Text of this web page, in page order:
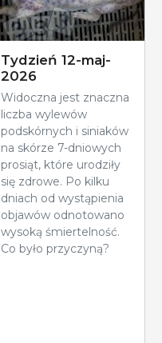
Tydzień 12-maj-
2026
Widoczna jest znaczna
liczba wylewów
podskórnych i siniaków
na skórze 7-dniowych
prosiąt, które urodziły
się zdrowe. Po kilku
dniach od wystąpienia
objawów odnotowano
wysoką śmiertelność.
Co było przyczyną?